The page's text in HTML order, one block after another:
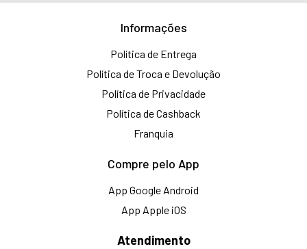
Informações
Política de Entrega
Política de Troca e Devolução
Política de Privacidade
Política de Cashback
Franquia
Compre pelo App
App Google Android
App Apple iOS
Atendimento